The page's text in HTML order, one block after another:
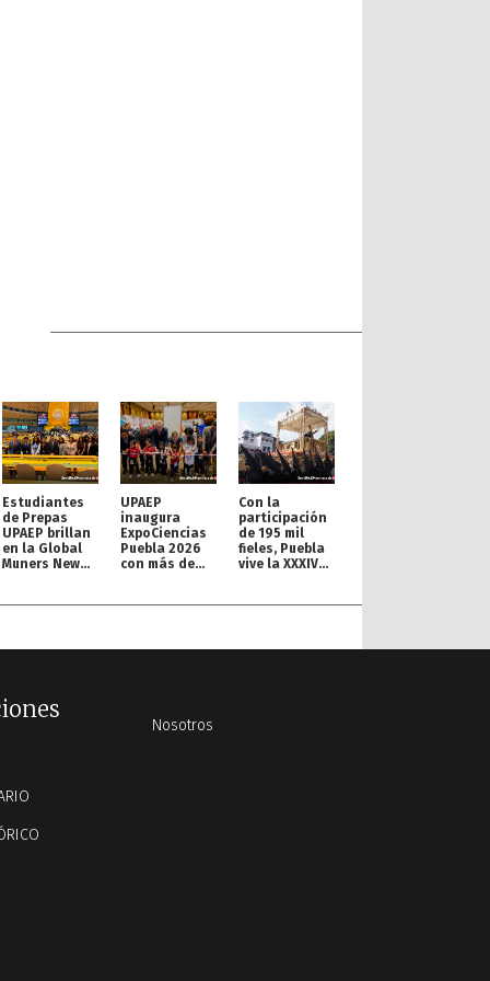
Estudiantes
de Prepas
UPAEP brillan
en la Global
Muners New
UPAEP
inaugura
ExpoCiencias
Puebla 2026
con más de
Con la
participación
de 195 mil
fieles, Puebla
vive la XXXIV
Nosotros